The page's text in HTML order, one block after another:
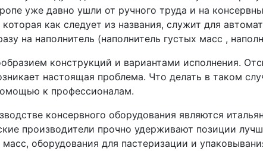
уже давно ушли от ручного труда и на
как следует из названия, служит для
на наполнитель (наполнитель густых масс ,
конструкций и вариантами исполнения.
настоящая проблема. Что делать в таком
к профессионалам.
консервного оборудования являются
производители прочно удерживают позиции
оборудования для пастеризации и